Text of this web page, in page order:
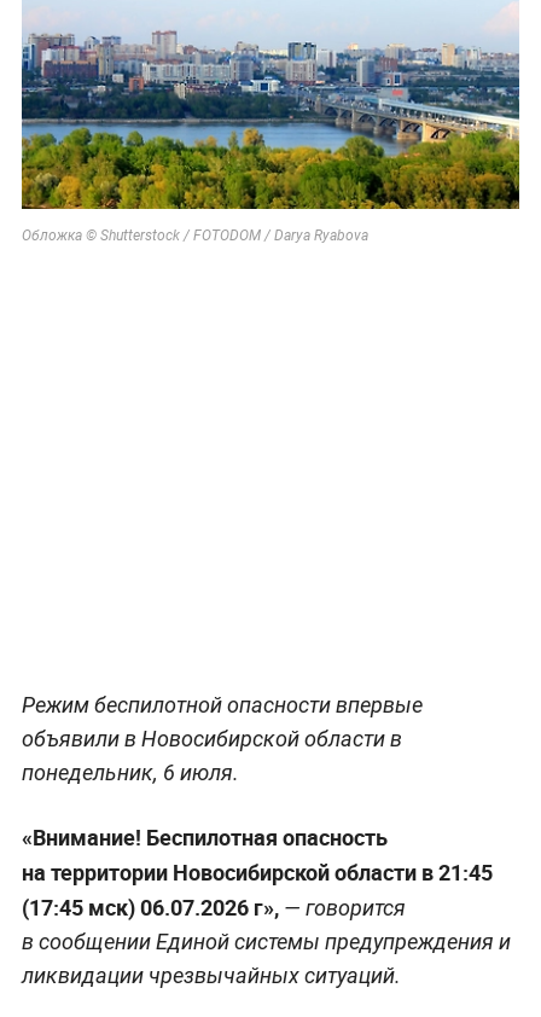
Обложка © Shutterstock / FOTODOM / Darya Ryabova
Режим беспилотной опасности впервые
объявили в Новосибирской области в
понедельник, 6 июля.
«Внимание! Беспилотная опасность
на территории Новосибирской области в 21:45
(17:45 мск) 06.07.2026 г», — говорится
в сообщении Единой системы предупреждения и
ликвидации чрезвычайных ситуаций.